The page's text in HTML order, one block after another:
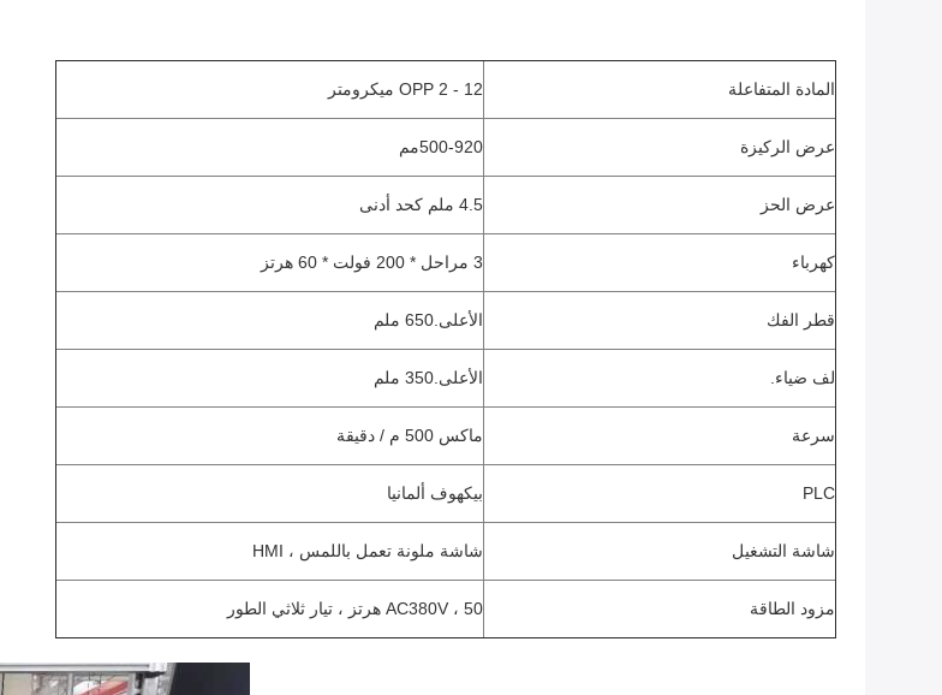
المادة المتفاعلة OPP 2 - 12 ميكرومتر
عرض الركيزة 500-920مم
عرض الحز 4.5 ملم كحد أدنى
كهرباء 3 مراحل * 200 فولت * 60 هرتز
قطر الفك الأعلى.650 ملم
لف ضياء. الأعلى.350 ملم
سرعة ماكس 500 م / دقيقة
PLC بيكهوف ألمانيا
شاشة التشغيل شاشة ملونة تعمل باللمس ، HMI
مزود الطاقة AC380V ، 50 هرتز ، تيار ثلاثي الطور